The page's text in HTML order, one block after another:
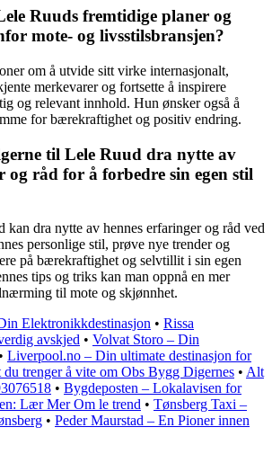
Ruuds fremtidige planer og
mote- og livsstilsbransjen?
om å utvide sitt virke internasjonalt,
merkevarer og fortsette å inspirere
og relevant innhold. Hun ønsker også å
for bærekraftighet og positiv endring.
til Lele Ruud dra nytte av
og råd for å forbedre sin egen stil
kan dra nytte av hennes erfaringer og råd ved
personlige stil, prøve nye trender og
på bærekraftighet og selvtillit i sin egen
tips og triks kan man oppnå en mer
til mote og skjønnhet.
Elektronikkdestinasjon • Rissa
avskjed • Volvat Storo – Din
• Liverpool.no – Din ultimate destinasjon for
trenger å vite om Obs Bygg Digernes • Alt
• Bygdeposten – Lokalavisen for
Lær Mer Om le trend • Tønsberg Taxi –
• Peder Maurstad – En Pioner innen